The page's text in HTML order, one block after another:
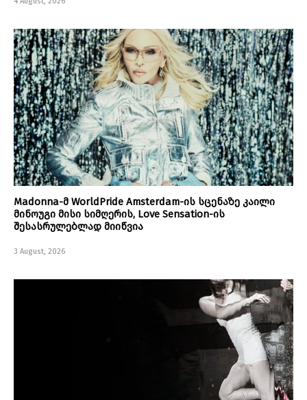
Madonna-მ WorldPride Amsterdam-ის სცენაზე კაილი
მინოუგი მისი სიმღერის, Love Sensation-ის
შესასრულებლად მიიწვია
3 August, 2026